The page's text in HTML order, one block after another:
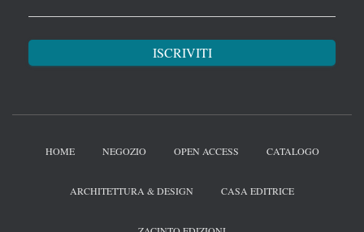
HOME NEGOZIO OPEN ACCESS CATALOGO
ARCHITETTURA & DESIGN CASA EDITRICE